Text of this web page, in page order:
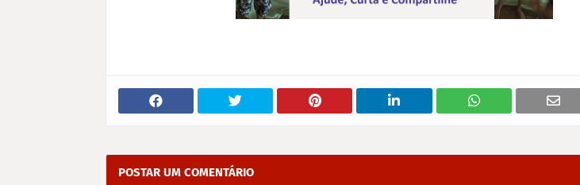
POSTAR UM COMENTÁRIO